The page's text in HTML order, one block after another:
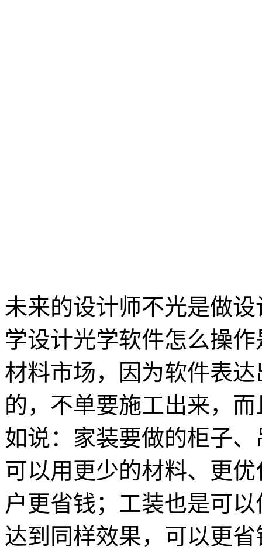
未来的设计师不光是做
学设计光学软件怎么操
材料市场，因为软件表
的，不单要施工出来，
如说：家装要做的柜子
可以用更少的材料、更
户更省钱；工装也是可
达到同样效果，可以更